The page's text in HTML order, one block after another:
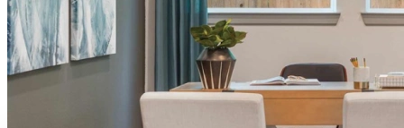
Nuestros Servicios